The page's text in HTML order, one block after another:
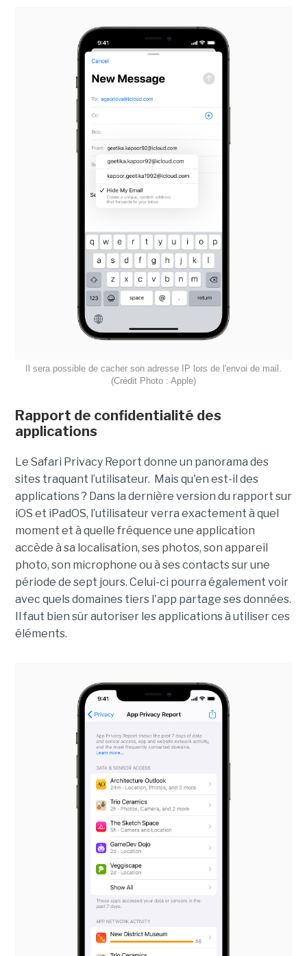
Il sera possible de cacher son adresse IP lors de l'envoi de mail.
(Crédit Photo : Apple)
Rapport de confidentialité des
applications
Le Safari Privacy Report donne un panorama des
sites traquant l’utilisateur. Mais qu'en est-il des
applications ? Dans la dernière version du rapport sur
iOS et iPadOS, l’utilisateur verra exactement à quel
moment et à quelle fréquence une application
accède à sa localisation, ses photos, son appareil
photo, son microphone ou à ses contacts sur une
période de sept jours. Celui-ci pourra également voir
avec quels domaines tiers l'app partage ses données.
Il faut bien sûr autoriser les applications à utiliser ces
éléments.